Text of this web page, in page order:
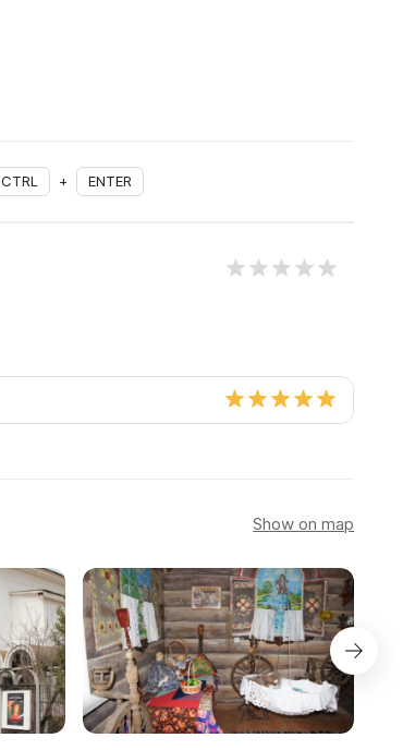
CTRL + ENTER
Show on map